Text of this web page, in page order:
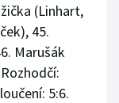
(Linhart,
45.
Marušák
5:6.